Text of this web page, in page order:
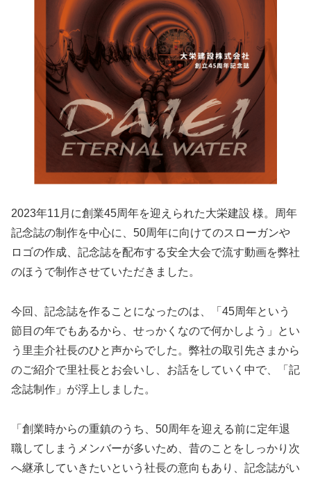
2023年11月に創業45周年を迎えられた大栄建設 様。周年
記念誌の制作を中心に、50周年に向けてのスローガンや
ロゴの作成、記念誌を配布する安全大会で流す動画を弊社
のほうで制作させていただきました。
今回、記念誌を作ることになったのは、「45周年という
節目の年でもあるから、せっかくなので何かしよう」とい
う里圭介社長のひと声からでした。弊社の取引先さまから
のご紹介で里社長とお会いし、お話をしていく中で、「記
念誌制作」が浮上しました。
「創業時からの重鎮のうち、50周年を迎える前に定年退
職してしまうメンバーが多いため、昔のことをしっかり次
へ継承していきたいという社長の意向もあり、記念誌がい